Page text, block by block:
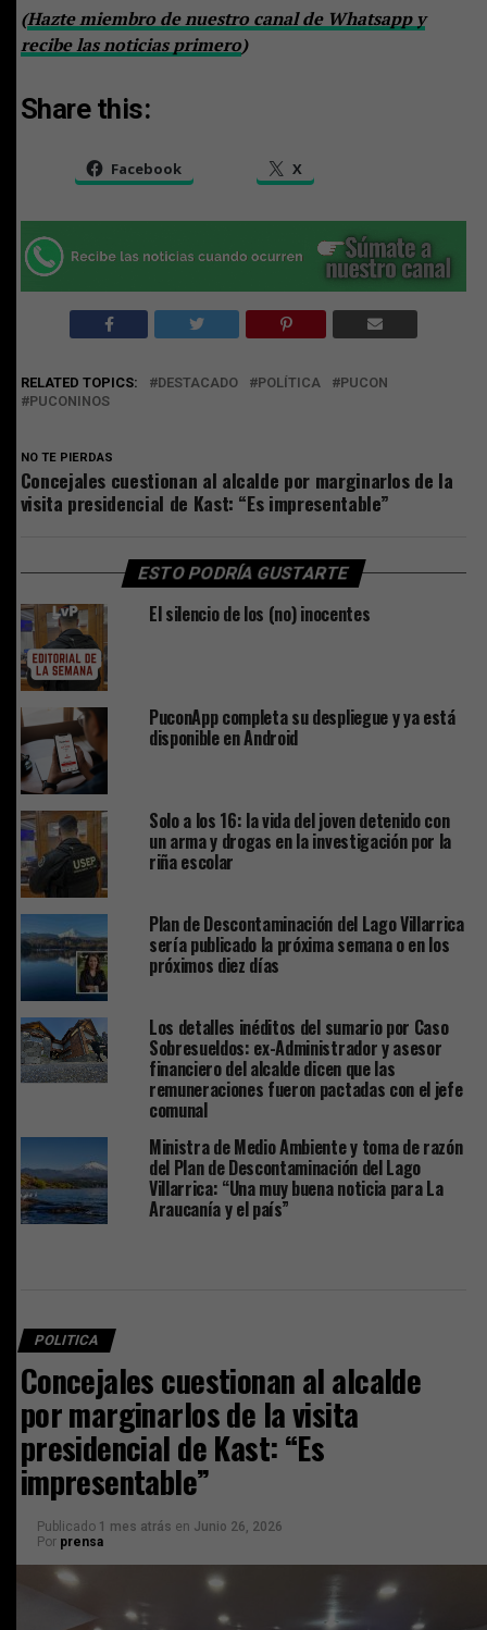
(Hazte miembro de nuestro canal de Whatsapp y
recibe las noticias primero)
Share this:
Facebook X
RELATED TOPICS: DESTACADO POLÍTICA
PUCON
PUCONINOS
NO TE PIERDAS
Concejales cuestionan al alcalde por marginarlos de la
visita presidencial de Kast: “Es impresentable”
ESTO PODRÍA GUSTARTE
El silencio de los (no) inocentes
PuconApp completa su despliegue y ya está
disponible en Android
Solo a los 16: la vida del joven detenido con
un arma y drogas en la investigación por la
riña escolar
Plan de Descontaminación del Lago Villarrica
sería publicado la próxima semana o en los
próximos diez días
Los detalles inéditos del sumario por Caso
Sobresueldos: ex-Administrador y asesor
financiero del alcalde dicen que las
remuneraciones fueron pactadas con el jefe
comunal
Ministra de Medio Ambiente y toma de razón
del Plan de Descontaminación del Lago
Villarrica: “Una muy buena noticia para La
Araucanía y el país”
POLITICA
Concejales cuestionan al alcalde
por marginarlos de la visita
presidencial de Kast: “Es
impresentable”
Publicado 1 mes atrás en Junio 26, 2026
Por prensa